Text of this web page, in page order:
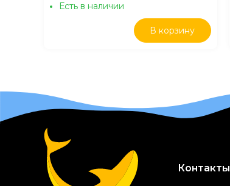
Есть в наличии
В корзину
Контакты